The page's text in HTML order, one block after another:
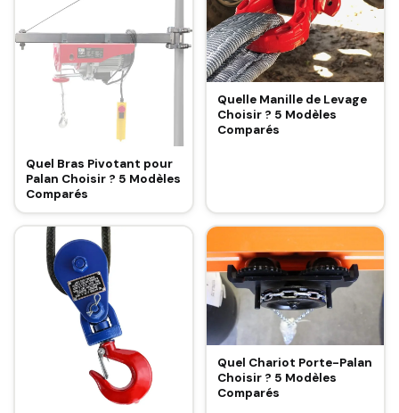
Quel Bras Pivotant pour
Palan Choisir ? 5 Modèles
Comparés
Quelle Manille de Levage
Choisir ? 5 Modèles
Comparés
Quel Chariot Porte-Palan
Choisir ? 5 Modèles
Comparés